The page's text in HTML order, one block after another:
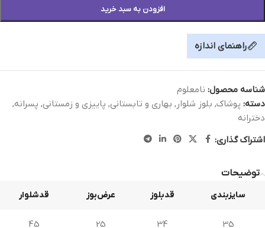
افزودن به سبد خرید
راهنمای اندازه
شناسه محصول: نامعلوم
دسته: پوشاک, بلوز شلوار , بهاری و تابستانی, پاییزی و زمستانی, پسرانه,
دخترانه
اشتراک گذاری:
توضیحات
سایزبندی قدبلوز عرض‌بوز قدشلوار
35
34
25
45